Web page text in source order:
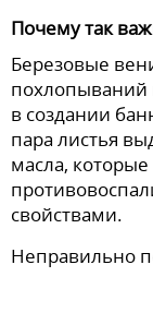
Почему так
Березовые
похлопываний
в создании
пара листья
масла,
свойствами.
Неправильно